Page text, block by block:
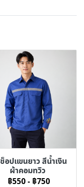
อปแขนยาว สีน้ำเงิน
ผ้าคอมทวิว
฿550 - ฿750